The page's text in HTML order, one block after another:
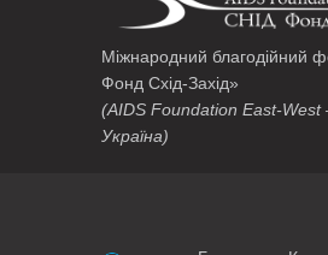
Міжнародний благодійний
Фонд Схід-Захід»
(AIDS Foundation East-West
Україна)